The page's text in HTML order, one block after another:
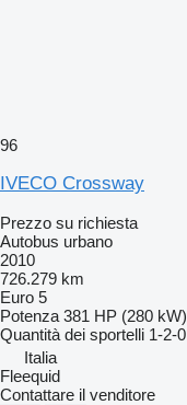
96
IVECO Crossway
Prezzo su richiesta
Autobus urbano
2010
726.279 km
Euro 5
Potenza 381 HP (280 kW)
Quantità dei sportelli 1-2-0
Italia
Fleequid
Contattare il venditore